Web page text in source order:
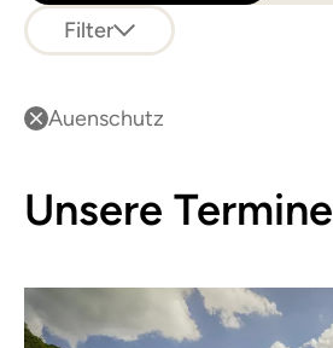
Filter
Auenschutz
Unsere Termine